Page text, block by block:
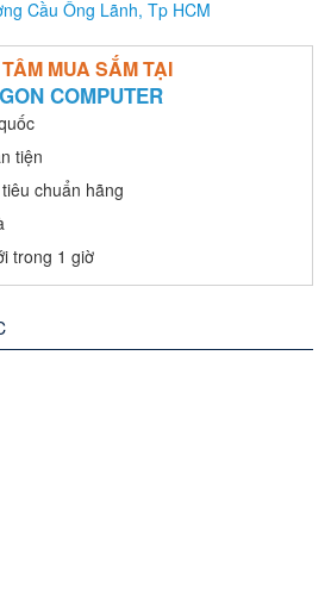
Cầu Ông Lãnh, Tp HCM
MUA SẮM TẠI
COMPUTER
tiện
chuẩn hãng
trong 1 giờ